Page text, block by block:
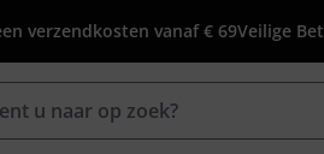
verzendkosten vanaf € 69Veilige